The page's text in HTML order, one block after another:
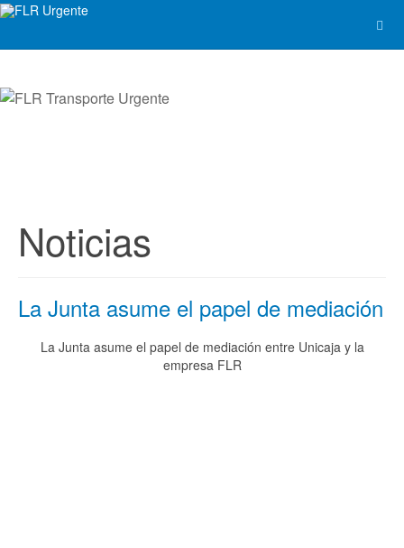
Noticias
La Junta asume el papel de mediación
La Junta asume el papel de mediación entre Unicaja y la
empresa FLR